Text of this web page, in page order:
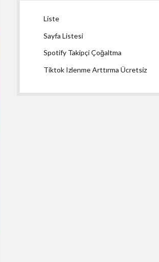
Liste
Sayfa Listesi
Spotify Takipçi Çoğaltma
Tiktok Izlenme Arttırma Ücretsiz